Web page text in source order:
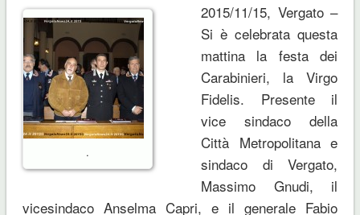
.
2015/11/15, Vergato –
Si è celebrata questa
mattina la festa dei
Carabinieri, la Virgo
Fidelis. Presente il
vice sindaco della
Città Metropolitana e
sindaco di Vergato,
Massimo Gnudi, il
vicesindaco Anselma Capri, e il generale Fabio